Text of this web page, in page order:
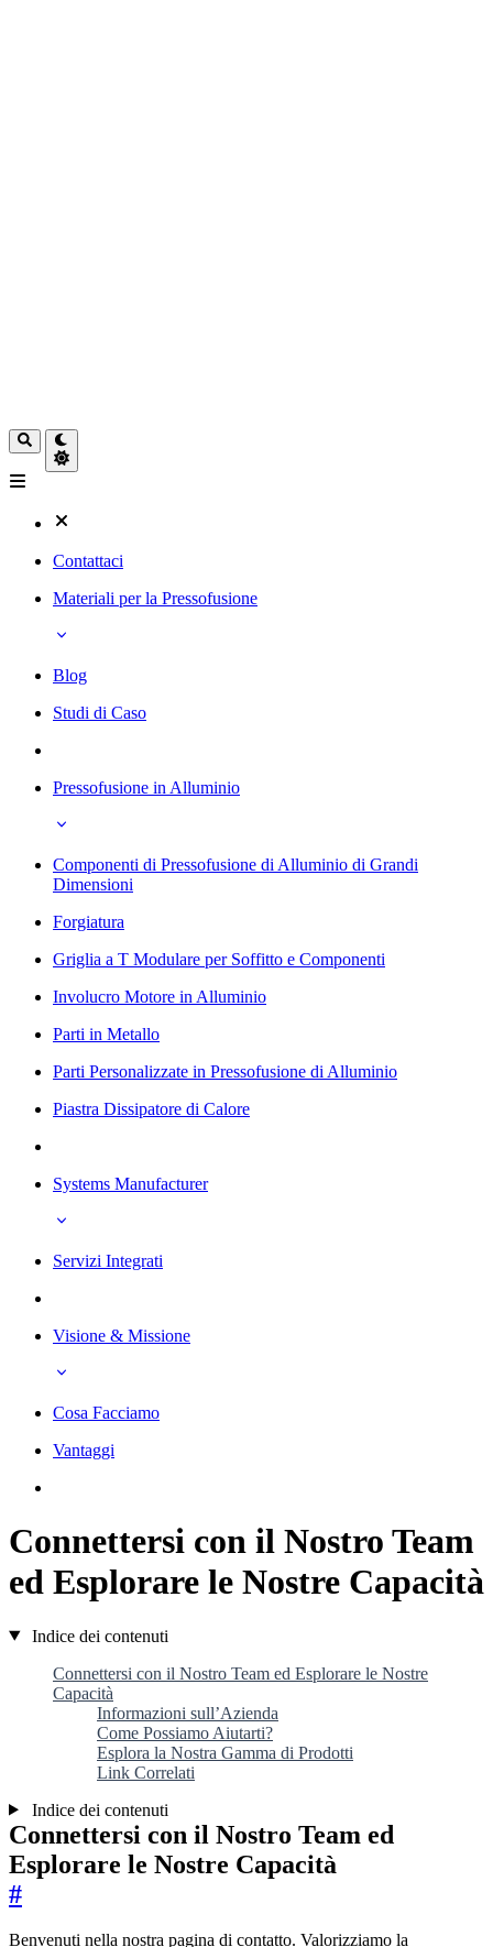
Contattaci
Materiali per la Pressofusione
Blog
Studi di Caso
Pressofusione in Alluminio
Componenti di Pressofusione di Alluminio di Grandi
Dimensioni
Forgiatura
Griglia a T Modulare per Soffitto e Componenti
Involucro Motore in Alluminio
Parti in Metallo
Parti Personalizzate in Pressofusione di Alluminio
Piastra Dissipatore di Calore
Systems Manufacturer
Servizi Integrati
Visione & Missione
Cosa Facciamo
Vantaggi
Connettersi con il Nostro Team
ed Esplorare le Nostre Capacità
Indice dei contenuti
Connettersi con il Nostro Team ed Esplorare le Nostre
Capacità
Informazioni sull’Azienda
Come Possiamo Aiutarti?
Esplora la Nostra Gamma di Prodotti
Link Correlati
Indice dei contenuti
Connettersi con il Nostro Team ed
Esplorare le Nostre Capacità
#
Benvenuti nella nostra pagina di contatto. Valorizziamo la